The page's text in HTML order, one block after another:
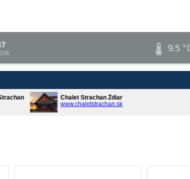
9.5
Chalet Strachan Ždiar
www.chaletstrachan.sk